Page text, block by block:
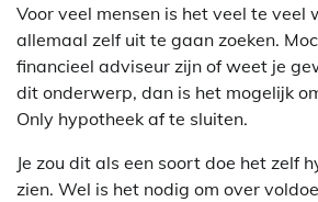
Voor veel mensen is het veel te veel
allemaal zelf uit te gaan zoeken.
financieel adviseur zijn of weet je
dit onderwerp, dan is het mogelijk
Only hypotheek af te sluiten.
Je zou dit als een soort doe het zelf
zien. Wel is het nodig om over